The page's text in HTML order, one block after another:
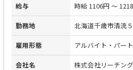
給与 時給 1106円 ～
勤務地 北海道千歳市清流
雇用形態 アルバイト・パート
会社名 株式会社リーチング